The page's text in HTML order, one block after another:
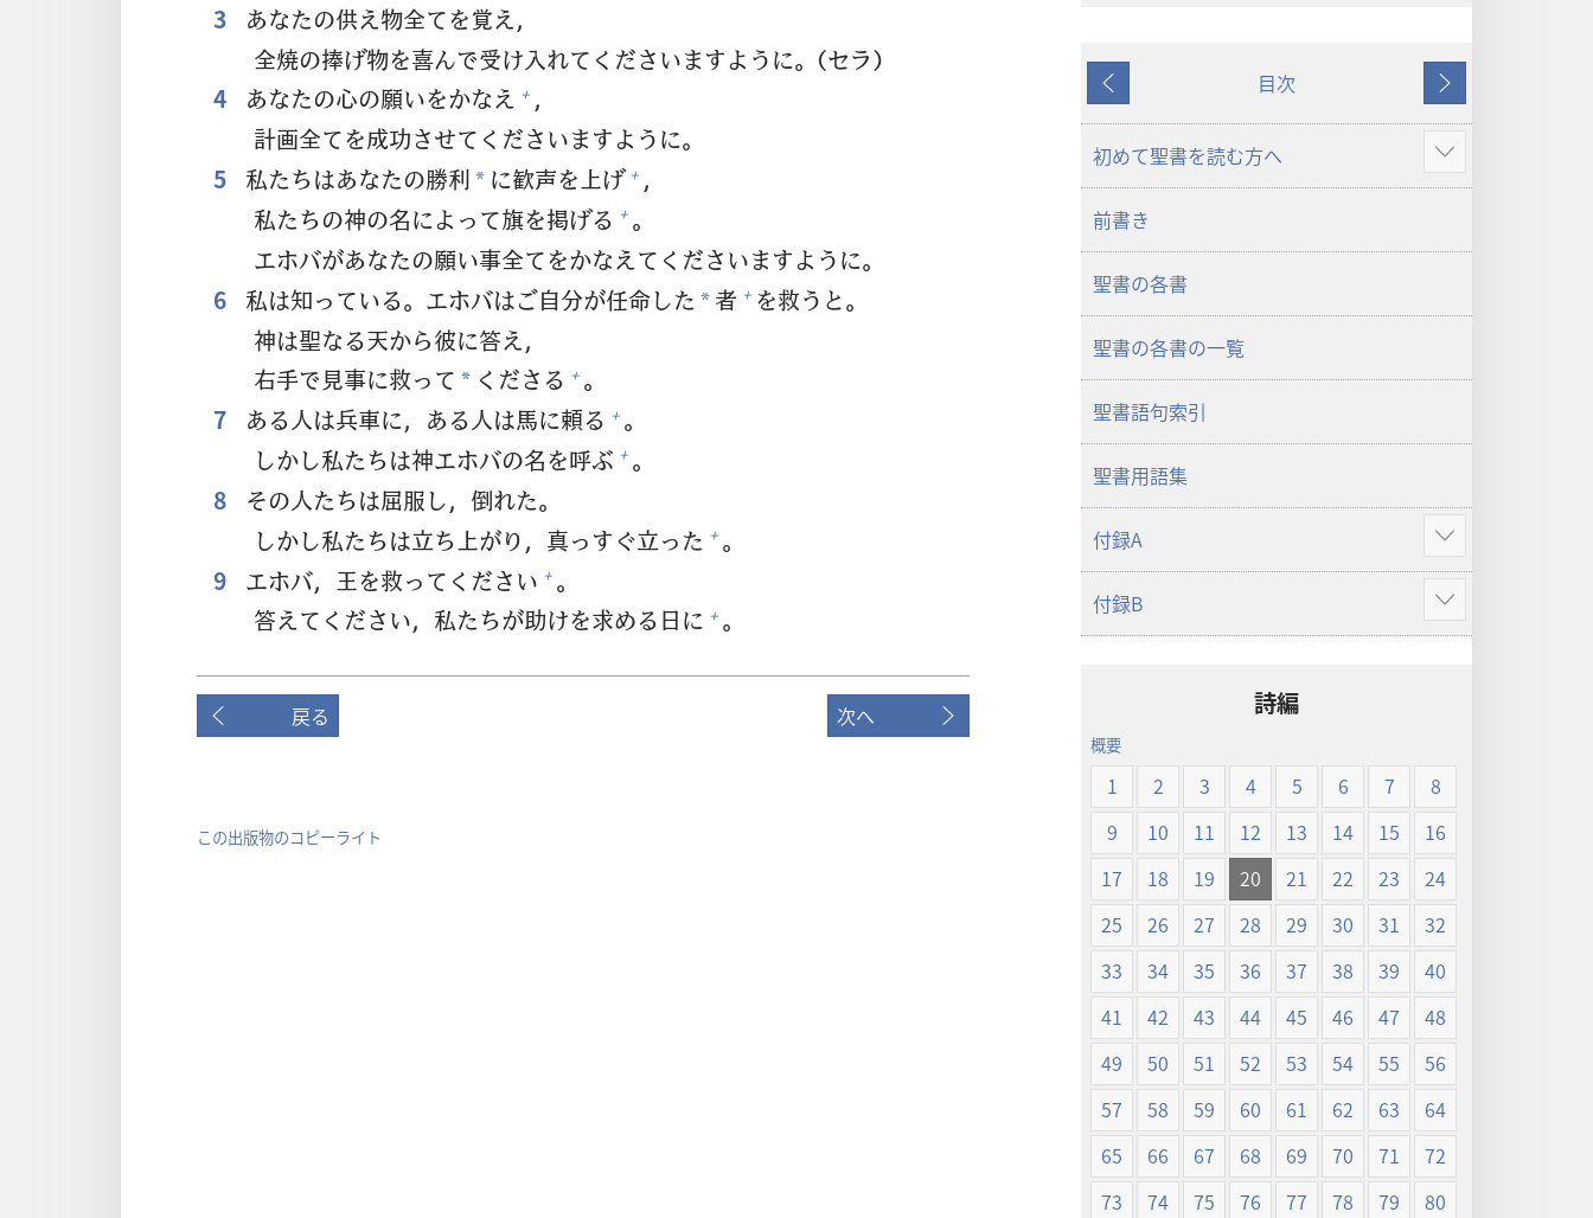
3
あなたの供え物全てを覚え，
全焼の捧げ物を喜んで受け入れてくださいますように。（セラ）
4
あなたの心の願いをかなえ + ，
計画全てを成功させてくださいますように。
5
私たちはあなたの勝利 * に歓声を上げ + ，
私たちの神の名によって旗を掲げる + 。
エホバがあなたの願い事全てをかなえてくださいますように。
6
私は知っている。エホバはご自分が任命した * 者 + を救うと。
神は聖なる天から彼に答え，
右手で見事に救って * くださる + 。
7
ある人は兵車に，ある人は馬に頼る + 。
しかし私たちは神エホバの名を呼ぶ + 。
8
その人たちは屈服し， 倒れた。
しかし私たちは立ち上がり， 真っすぐ立った + 。
9
エホバ， 王を救ってください + 。
答えてください， 私たちが助けを求める日に + 。
戻る 次へ
この出版物のコピーライト
ダ
ウ
ン
世
訳
書
ウ
世
訳
書
戻
る
目次
次
へ
初めて聖書を読む方へ
さ
ら
表
前書き
聖書の各書
聖書の各書の一覧
聖書語句索引
聖書用語集
付録A
さ
ら
に
表
付録B
さ
ら
詩編
概要
1 2 3 4 5 6 7
8
9
10 11 12 13 14 15
16
17
18 19 20 21 22 23
24
25
26 27 28 29 30 31
32
33
34 35 36 37 38 39
40
41
42 43 44 45 46 47
48
49
50 51 52 53 54 55
56
57
58 59 60 61 62 63
64
65
66 67 68 69 70 71
72
73
74 75 76 77 78 79
80